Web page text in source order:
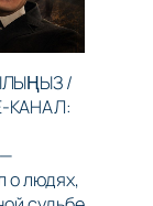
/
КАНАЛ:
о людях,